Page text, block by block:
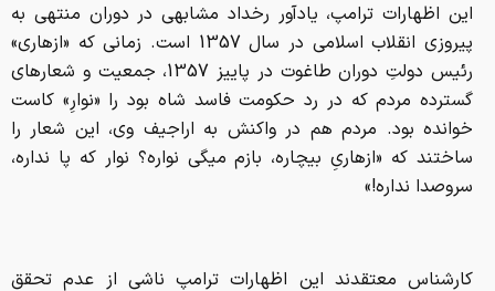
این اظهارات ترامپ، یادآور رخداد مشابهی در دوران منتهی به
پیروزی انقلاب اسلامی در سال 1357 است. زمانی که «ازهاری»
رئیس دولتِ دوران طاغوت در پاییز 1357، جمعیت و شعارهای
گسترده مردم که در رد حکومت فاسد شاه بود را «نوارِ» کاست
خوانده بود. مردم هم در واکنش به اراجیف وی، این شعار را
ساختند که «ازهاریِ بیچاره، بازم میگی نواره؟ نوار که پا نداره،
سروصدا نداره!»
کارشناس معتقدند این اظهارات ترامپ ناشی از عدم تحقق